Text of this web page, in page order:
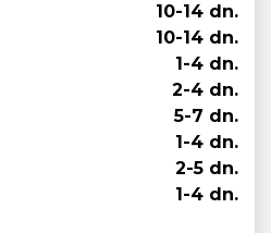
10-14 dn.
10-14 dn.
1-4 dn.
2-4 dn.
5-7 dn.
1-4 dn.
2-5 dn.
1-4 dn.